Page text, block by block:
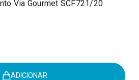
Via Gourmet SCF721/20
ADICIONAR